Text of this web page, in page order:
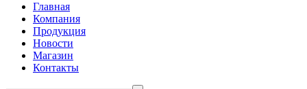
Главная
Компания
Продукция
Новости
Магазин
Контакты